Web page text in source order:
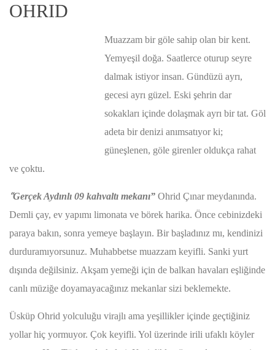
OHRID
Muazzam bir göle sahip olan bir kent.
Yemyeşil doğa. Saatlerce oturup seyre
dalmak istiyor insan. Gündüzü ayrı,
gecesi ayrı güzel. Eski şehrin dar
sokakları içinde dolaşmak ayrı bir tat. Göl
adeta bir denizi anımsatıyor ki;
güneşlenen, göle girenler oldukça rahat
ve çoktu.
“Gerçek Aydınlı 09 kahvaltı mekanı” Ohrid Çınar meydanında.
Demli çay, ev yapımı limonata ve börek harika. Önce cebinizdeki
paraya bakın, sonra yemeye başlayın. Bir başladınız mı, kendinizi
durduramıyorsunuz. Muhabbetse muazzam keyifli. Sanki yurt
dışında değilsiniz. Akşam yemeği için de balkan havaları eşliğinde
canlı müziğe doyamayacağınız mekanlar sizi beklemekte.
Üsküp Ohrid yolculuğu virajlı ama yeşillikler içinde geçtiğiniz
yollar hiç yormuyor. Çok keyifli. Yol üzerinde irili ufaklı köyler